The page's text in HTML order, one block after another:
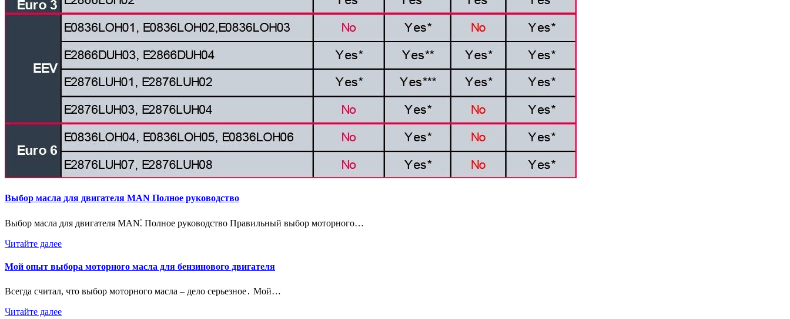
Выбор масла для двигателя MAN Полное руководство
Выбор масла для двигателя MAN⁚ Полное руководство Правильный выбор моторного…
Читайте далее
Мой опыт выбора моторного масла для бензинового двигателя
Всегда считал, что выбор моторного масла – дело серьезное․ Мой…
Читайте далее